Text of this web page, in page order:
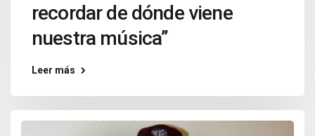
recordar de dónde viene
nuestra música”
Leer más